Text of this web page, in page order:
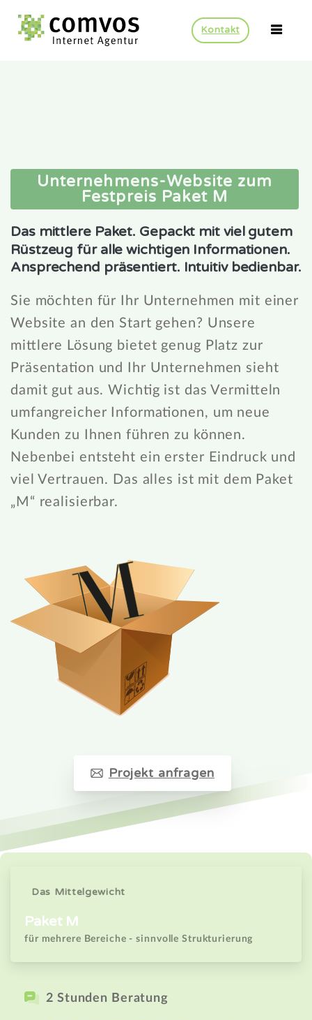
Kontakt
Unternehmens-Website zum
Festpreis Paket M
Das mittlere Paket. Gepackt mit viel gutem
Rüstzeug für alle wichtigen Informationen.
Ansprechend präsentiert. Intuitiv bedienbar.
Sie möchten für Ihr Unternehmen mit einer
Website an den Start gehen? Unsere
mittlere Lösung bietet genug Platz zur
Präsentation und Ihr Unternehmen sieht
damit gut aus. Wichtig ist das Vermitteln
umfangreicher Informationen, um neue
Kunden zu Ihnen führen zu können.
Nebenbei entsteht ein erster Eindruck und
viel Vertrauen. Das alles ist mit dem Paket
„M“ realisierbar.
Projekt anfragen
Das Mittelgewicht
Paket M
für mehrere Bereiche - sinnvolle Strukturierung
2 Stunden Beratung